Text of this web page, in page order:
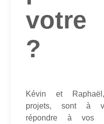
?
Kévin et
projets, sont à
répondre à vos